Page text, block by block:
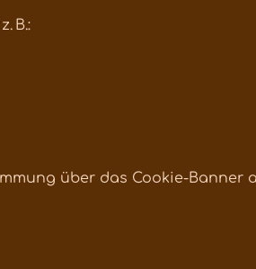
B.:
über das Cookie-Banner